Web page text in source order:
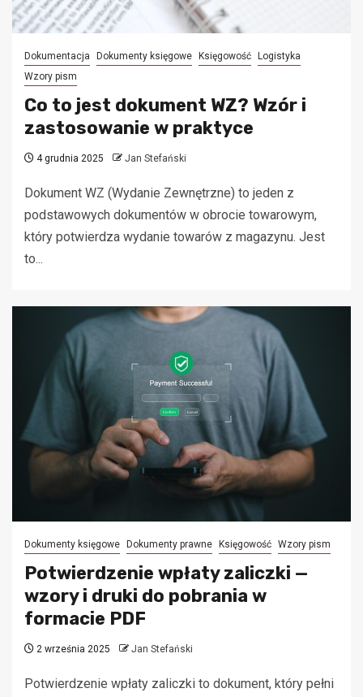
Dokumentacja Dokumenty księgowe Księgowość
Logistyka
Wzory pism
Co to jest dokument WZ? Wzór i
zastosowanie w praktyce
4 grudnia 2025 Jan Stefański
Dokument WZ (Wydanie Zewnętrzne) to jeden z
podstawowych dokumentów w obrocie towarowym,
który potwierdza wydanie towarów z magazynu. Jest
to...
Dokumenty księgowe Dokumenty prawne Księgowość Wzory pism
Potwierdzenie wpłaty zaliczki —
wzory i druki do pobrania w
formacie PDF
2 września 2025 Jan Stefański
Potwierdzenie wpłaty zaliczki to dokument, który pełni